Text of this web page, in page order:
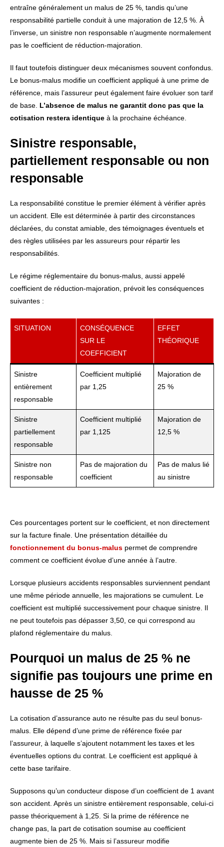
entraîne généralement un malus de 25 %, tandis qu’une
responsabilité partielle conduit à une majoration de 12,5 %. À
l’inverse, un sinistre non responsable n’augmente normalement
pas le coefficient de réduction-majoration.
Il faut toutefois distinguer deux mécanismes souvent confondus.
Le bonus-malus modifie un coefficient appliqué à une prime de
référence, mais l’assureur peut également faire évoluer son tarif
de base. L’absence de malus ne garantit donc pas que la
cotisation restera identique à la prochaine échéance.
Sinistre responsable,
partiellement responsable ou non
responsable
La responsabilité constitue le premier élément à vérifier après
un accident. Elle est déterminée à partir des circonstances
déclarées, du constat amiable, des témoignages éventuels et
des règles utilisées par les assureurs pour répartir les
responsabilités.
Le régime réglementaire du bonus-malus, aussi appelé
coefficient de réduction-majoration, prévoit les conséquences
suivantes :
SITUATION
CONSÉQUENCE
SUR LE
COEFFICIENT
EFFET
THÉORIQUE
Sinistre
entièrement
responsable
Coefficient multiplié
par 1,25
Majoration de
25 %
Sinistre
partiellement
responsable
Coefficient multiplié
par 1,125
Majoration de
12,5 %
Sinistre non
responsable
Pas de majoration du
coefficient
Pas de malus lié
au sinistre
Ces pourcentages portent sur le coefficient, et non directement
sur la facture finale. Une présentation détaillée du
fonctionnement du bonus-malus permet de comprendre
comment ce coefficient évolue d’une année à l’autre.
Lorsque plusieurs accidents responsables surviennent pendant
une même période annuelle, les majorations se cumulent. Le
coefficient est multiplié successivement pour chaque sinistre. Il
ne peut toutefois pas dépasser 3,50, ce qui correspond au
plafond réglementaire du malus.
Pourquoi un malus de 25 % ne
signifie pas toujours une prime en
hausse de 25 %
La cotisation d’assurance auto ne résulte pas du seul bonus-
malus. Elle dépend d’une prime de référence fixée par
l’assureur, à laquelle s’ajoutent notamment les taxes et les
éventuelles options du contrat. Le coefficient est appliqué à
cette base tarifaire.
Supposons qu’un conducteur dispose d’un coefficient de 1 avant
son accident. Après un sinistre entièrement responsable, celui-ci
passe théoriquement à 1,25. Si la prime de référence ne
change pas, la part de cotisation soumise au coefficient
augmente bien de 25 %. Mais si l’assureur modifie